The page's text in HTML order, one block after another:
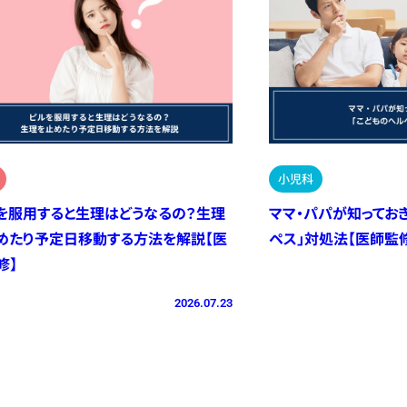
服用すると生理はどうなるの？生理
たり予定日移動する方法を解説【医
2026.07.23
小児科
ママ・パパが知ってお
ペス」対処法【医師監